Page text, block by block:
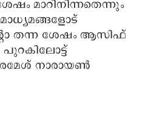
മാറിനിന്നതെന്നും
തന്ന ശേഷം ആസിഫ്
രമേശ് നാരായൺ